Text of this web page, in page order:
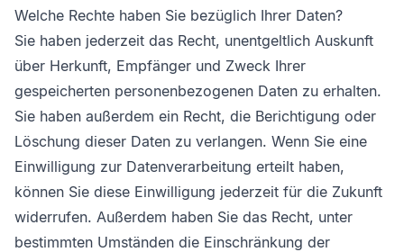
Welche Rechte haben Sie bezüglich Ihrer Daten?
Sie haben jederzeit das Recht, unentgeltlich Auskunft
über Herkunft, Empfänger und Zweck Ihrer
gespeicherten personenbezogenen Daten zu erhalten.
Sie haben außerdem ein Recht, die Berichtigung oder
Löschung dieser Daten zu verlangen. Wenn Sie eine
Einwilligung zur Datenverarbeitung erteilt haben,
können Sie diese Einwilligung jederzeit für die Zukunft
widerrufen. Außerdem haben Sie das Recht, unter
bestimmten Umständen die Einschränkung der